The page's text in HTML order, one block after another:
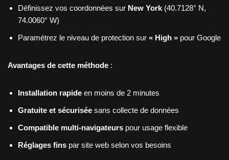
Définissez vos coordonnées sur New York (40.7128° N,
74.0060° W)
Paramétrez le niveau de protection sur « High » pour Google
Avantages de cette méthode :
Installation rapide en moins de 2 minutes
Gratuite et sécurisée sans collecte de données
Compatible multi-navigateurs pour usage flexible
Réglages fins par site web selon vos besoins